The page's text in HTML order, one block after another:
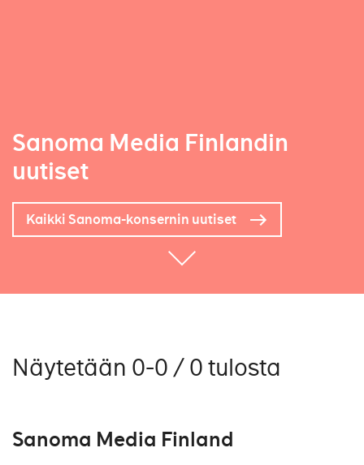
Sanoma Media Finlandin
uutiset
Kaikki Sanoma-konsernin uutiset
Näytetään 0-0 / 0 tulosta
Sanoma Media Finland